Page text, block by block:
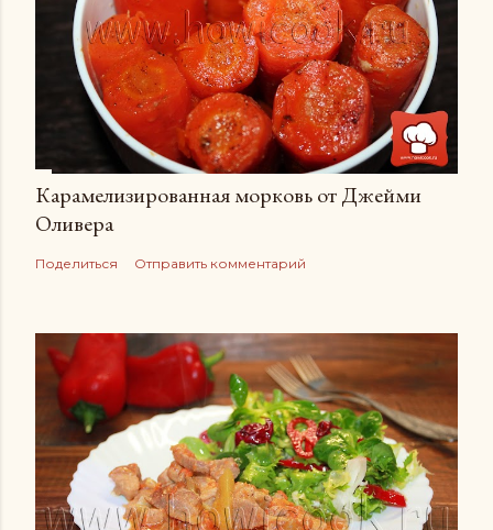
Карамелизированная морковь от Джейми
Оливера
Поделиться Отправить комментарий